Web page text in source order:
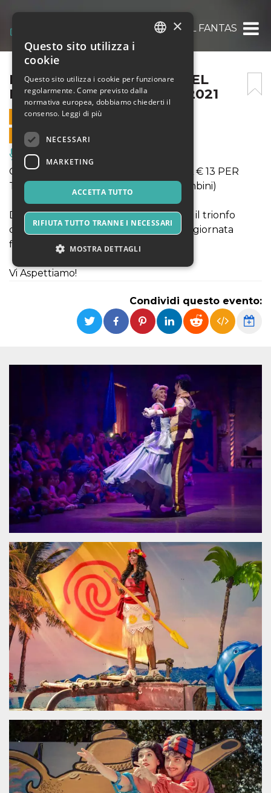
IL FANTASTICO MONDO DEL FANTASTICO
IL FANTASTICO MONDO DEL
FANTASTICO – 6 GIUGNO 2021
6 GIUGNO 2021 - 10:00
VENDITE ONLINE TERMINATE
Musica, Eventi Live, Club
OFFERTA INGRESSO SOLO ONLINE A € 13 PER
TUTTI (anzichè € 16 adulti ed € 14 bambini)
DOMENICA 6 GIUGNO: Venite a vivere il trionfo
delle Principesse e dei Supereroi, una giornata
fiabesca per grandi e piccini!
Vi Aspettiamo!
Condividi questo evento:
×
Questo sito utilizza i
cookie
Questo sito utilizza i cookie per funzionare
regolarmente. Come previsto dalla
normativa europea, dobbiamo chiederti il
consenso. Leggi di più
NECESSARI
MARKETING
ACCETTA TUTTO
RIFIUTA TUTTO TRANNE I NECESSARI
MOSTRA DETTAGLI
I cookie strettamente necessari o tecnici sono
indispensabili al funzionamento del sito. I
servizi qui presenti non potranno funzionare
Nome Scadenza Descrizione
Cloudflare,
Inc.
.oooh.events
1 anno
stores the proof
of challenge
passed. It is
used to no
longer issue a
captcha or
jschallenge
challenge if
server.
wordpress_test_cookie
Automattic
Inc.
.oooh.events
Sessione
Wordpress,
verifica che il
browser accetti i
cookie.
PHPSESSID
PHP.net
oooh.events
Cookie
generato da
applicazioni
basate sul
linguaggio PHP.
Si tratta di un
identificatore
generico
utilizzato per
mantenere le
variabili di
sessione utente.
Normalmente è
un numero
generato in
modo casuale, il
modo in cui
viene utilizzato
può essere
specifico per il
sito, ma un
buon esempio è
mantenere uno
stato di accesso
per un utente
tra le pagine.